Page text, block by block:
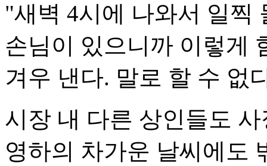
"새벽 4시에 나와서 일찍
손님이 있으니까 이렇게
겨우 낸다. 말로 할 수 없
시장 내 다른 상인들도
영하의 차가운 날씨에도